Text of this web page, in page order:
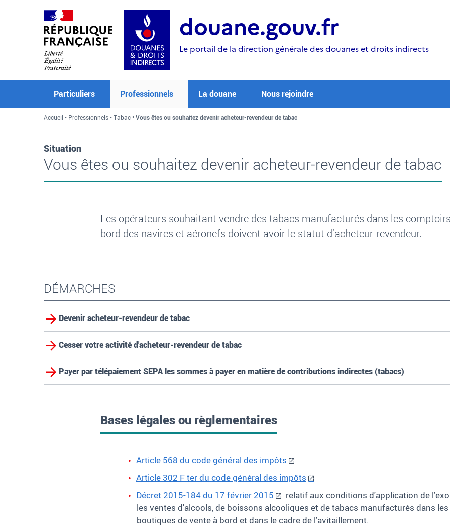
douane.gouv.fr
Le portail de la direction générale des douanes et droits indirects
Particuliers Professionnels La douane Nous rejoindre
Accueil Professionnels Tabac Vous êtes ou souhaitez devenir acheteur-revendeur de tabac
Situation
Vous êtes ou souhaitez devenir acheteur-revendeur de tabac
Les opérateurs souhaitant vendre des tabacs manufacturés dans les
bord des navires et aéronefs doivent avoir le statut d’acheteur-revendeur.
DÉMARCHES
Devenir acheteur-revendeur de tabac
Cesser votre activité d'acheteur-revendeur de tabac
Payer par télépaiement SEPA les sommes à payer en matière de contributions indirectes (tabacs)
Bases légales ou règlementaires
Article 568 du code général des impôts
Article 302 F ter du code général des impôts
Décret 2015-184 du 17 février 2015
relatif aux conditions d'application de
les ventes d'alcools, de boissons alcooliques et de tabacs manufacturés dans
boutiques de vente à bord et dans le cadre de l'avitaillement.